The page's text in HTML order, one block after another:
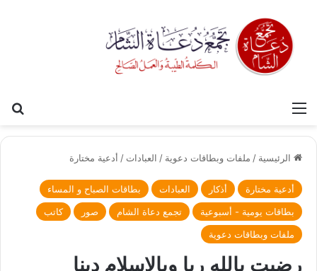
القائمة
الرئيسية / ملفات وبطاقات دعوية / العبادات / أدعية مختارة
أدعية مختارة أذكار العبادات
بطاقات الصباح و المساء
بطاقات يومية - أسبوعية
تجمع دعاة الشام صور
كاتب
ملفات وبطاقات دعوية
رضيت بالله ربا وبالإسلام دينا